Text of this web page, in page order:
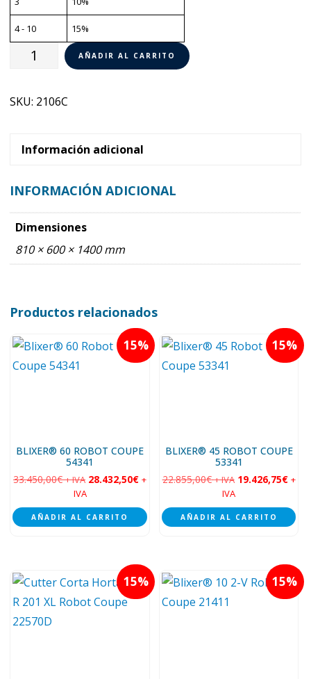
4 - 10 15%
Cutter
60
Robot
2106C
AÑADIR AL CARRITO
SKU: 2106C
Información adicional
INFORMACIÓN ADICIONAL
Dimensiones
810 × 600 × 1400 mm
Productos relacionados
15
BLIXER® 60 ROBOT COUPE
54341
33.450,00€ + IVA 28.432,50€ +
IVA
AÑADIR AL CARRITO
15
BLIXER® 45 ROBOT COUPE
53341
22.855,00€ + IVA 19.426,75€ +
IVA
AÑADIR AL CARRITO
15 15